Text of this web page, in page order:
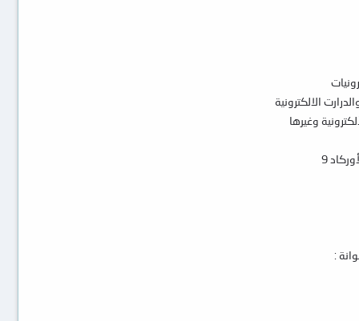
الالكترونية
وغيرها
9
: